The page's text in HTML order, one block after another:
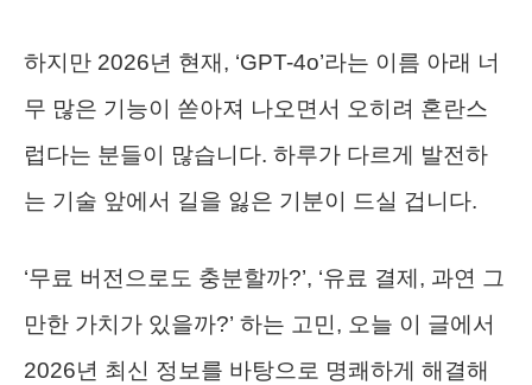
하지만 2026년 현재, ‘GPT-4o’라는 이름 아래 너
무 많은 기능이 쏟아져 나오면서 오히려 혼란스
럽다는 분들이 많습니다. 하루가 다르게 발전하
는 기술 앞에서 길을 잃은 기분이 드실 겁니다.
‘무료 버전으로도 충분할까?’, ‘유료 결제, 과연 그
만한 가치가 있을까?’ 하는 고민, 오늘 이 글에서
2026년 최신 정보를 바탕으로 명쾌하게 해결해